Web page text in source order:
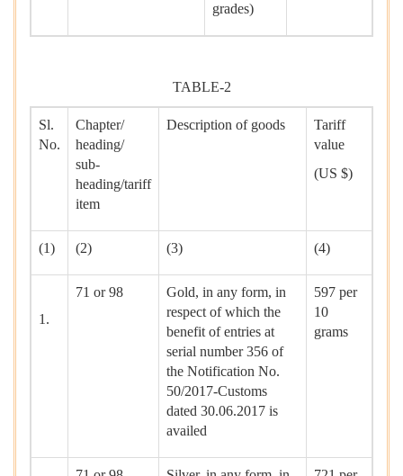
grades)
TABLE-2
Sl.
No.
Chapter/
heading/
sub-
heading/tariff
item
Description of goods
Tariff
value
(US $)
(1) (2) (3) (4)
1.
71 or 98
Gold, in any form, in
respect of which the
benefit of entries at
serial number 356 of
the Notification No.
50/2017-Customs
dated 30.06.2017 is
availed
597 per
10
grams